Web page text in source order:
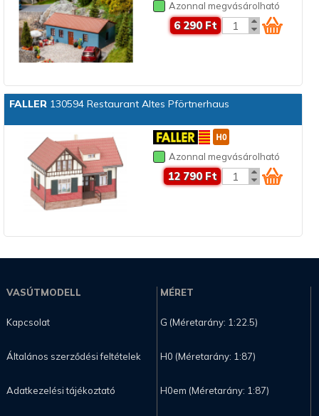
Azonnal megvásárolható
6 290 Ft
FALLER130594 Restaurant Altes Pförtnerhaus
Azonnal megvásárolható
12 790 Ft
VASÚTMODELL
Kapcsolat
Általános szerződési feltételek
Adatkezelési tájékoztató
MÉRET
G (Méretarány: 1:22.5)
H0 (Méretarány: 1:87)
H0em (Méretarány: 1:87)